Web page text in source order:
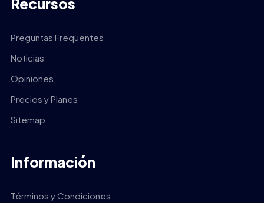
Recursos
Preguntas Frequentes
Noticias
Opiniones
Precios y Planes
Sitemap
Información
Términos y Condiciones